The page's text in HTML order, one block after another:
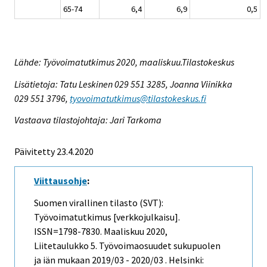
65-74
6,4 6,9 0,5
Lähde: Työvoimatutkimus 2020, maaliskuu.Tilastokeskus
Lisätietoja: Tatu Leskinen 029 551 3285, Joanna Viinikka
029 551 3796, tyovoimatutkimus@tilastokeskus.fi
Vastaava tilastojohtaja: Jari Tarkoma
Päivitetty 23.4.2020
Viittausohje:
Suomen virallinen tilasto (SVT):
Työvoimatutkimus [verkkojulkaisu].
ISSN=1798-7830. Maaliskuu 2020,
Liitetaulukko 5. Työvoimaosuudet sukupuolen
ja iän mukaan 2019/03 - 2020/03 . Helsinki: